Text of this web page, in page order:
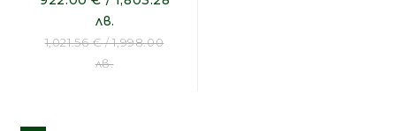
лв.
1,021.56 € / 1,998.00
лв.